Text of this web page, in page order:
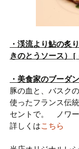
・渓流より鮎の炙
きのとうソース） [
・美食家のブー
豚の血と、バスク
使ったフランス伝
セントで。 ノワー
詳しくはこちら